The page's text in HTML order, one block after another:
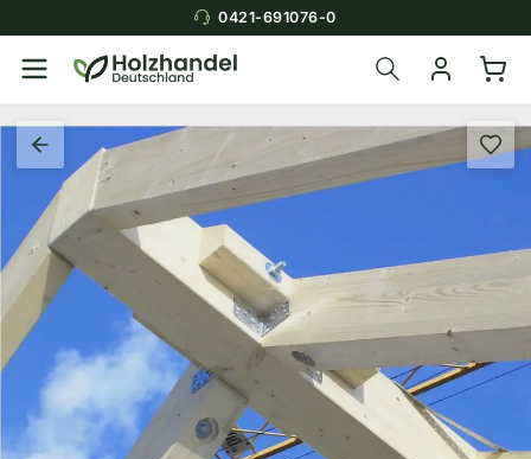
0421-691076-0